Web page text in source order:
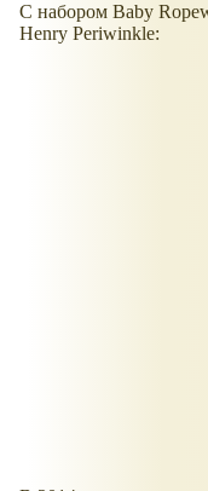
С набором Baby
Henry Periwinkle: